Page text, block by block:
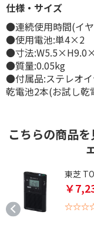
仕様・サイズ
●連続使用時間(イ
●使用電池:単4×2
●寸法
●質量:0.05kg
●付属品:ステレオ
乾電池2本(お試し乾
こちらの商品
東芝
￥